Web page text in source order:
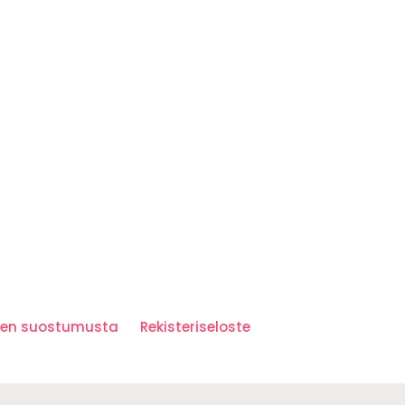
suostumusta Rekisteriseloste